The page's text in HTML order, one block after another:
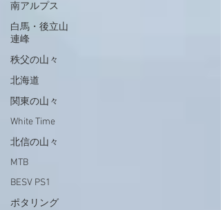
南アルプス
白馬・後立山
連峰
秩父の山々
北海道
関東の山々
White Time
北信の山々
MTB
BESV PS1
ポタリング